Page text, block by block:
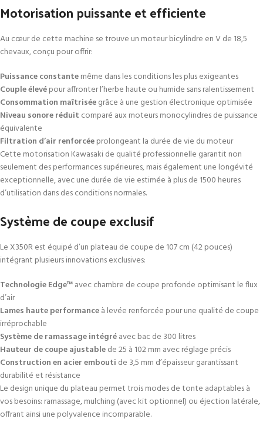
Motorisation puissante et efficiente
Au cœur de cette machine se trouve un moteur bicylindre en V de 18,5
chevaux, conçu pour offrir:
Puissance constantemême dans les conditions les plus exigeantes
Couple élevépour affronter l’herbe haute ou humide sans ralentissement
Consommation maîtriséegrâce à une gestion électronique optimisée
Niveau sonore réduit comparé aux moteurs monocylindres de puissance
équivalente
Filtration d’air renforcéeprolongeant la durée de vie du moteur
Cette motorisation Kawasaki de qualité professionnelle garantit non
seulement des performances supérieures, mais également une longévité
exceptionnelle, avec une durée de vie estimée à plus de 1500 heures
d’utilisation dans des conditions normales.
Système de coupe exclusif
Le X350R est équipé d’un plateau de coupe de 107 cm (42 pouces)
intégrant plusieurs innovations exclusives:
Technologie Edge™avec chambre de coupe profonde optimisant le flux
d’air
Lames haute performanceà levée renforcée pour une qualité de coupe
irréprochable
Système de ramassage intégréavec bac de 300 litres
Hauteur de coupe ajustablede 25 à 102 mm avec réglage précis
Construction en acier embouti de 3,5 mm d’épaisseur garantissant
durabilité et résistance
Le design unique du plateau permet trois modes de tonte adaptables à
vos besoins: ramassage, mulching (avec kit optionnel) ou éjection latérale,
offrant ainsi une polyvalence incomparable.